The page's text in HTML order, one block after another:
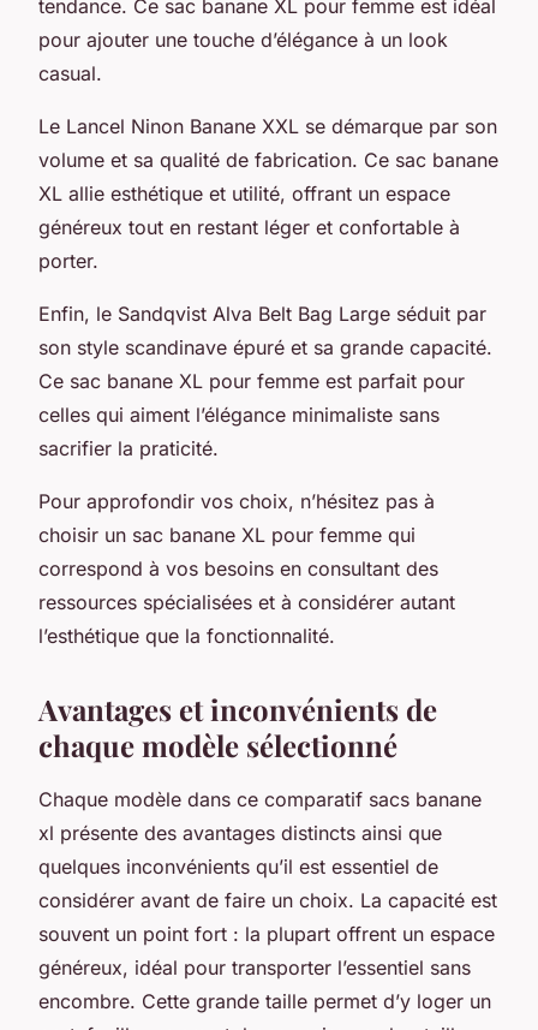
tendance. Ce sac banane XL pour femme est idéal
pour ajouter une touche d’élégance à un look
casual.
Le Lancel Ninon Banane XXL se démarque par son
volume et sa qualité de fabrication. Ce sac banane
XL allie esthétique et utilité, offrant un espace
généreux tout en restant léger et confortable à
porter.
Enfin, le Sandqvist Alva Belt Bag Large séduit par
son style scandinave épuré et sa grande capacité.
Ce sac banane XL pour femme est parfait pour
celles qui aiment l’élégance minimaliste sans
sacrifier la praticité.
Pour approfondir vos choix, n’hésitez pas à
choisir un sac banane XL pour femme qui
correspond à vos besoins en consultant des
ressources spécialisées et à considérer autant
l’esthétique que la fonctionnalité.
Avantages et inconvénients de
chaque modèle sélectionné
Chaque modèle dans ce comparatif sacs banane
xl présente des avantages distincts ainsi que
quelques inconvénients qu’il est essentiel de
considérer avant de faire un choix. La capacité est
souvent un point fort : la plupart offrent un espace
généreux, idéal pour transporter l’essentiel sans
encombre. Cette grande taille permet d’y loger un